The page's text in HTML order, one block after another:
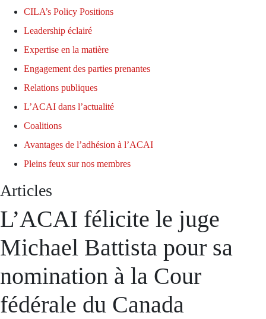
CILA’s Policy Positions
Leadership éclairé
Expertise en la matière
Engagement des parties prenantes
Relations publiques
L’ACAI dans l’actualité
Coalitions
Avantages de l’adhésion à l’ACAI
Pleins feux sur nos membres
Articles
L’ACAI félicite le juge
Michael Battista pour sa
nomination à la Cour
fédérale du Canada